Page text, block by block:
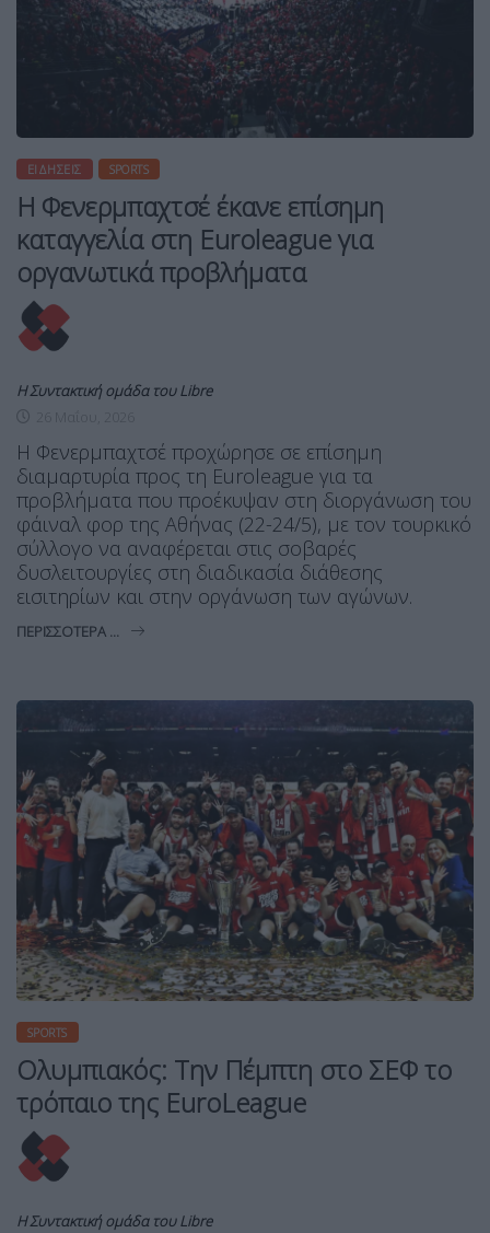
ΕΙΔΉΣΕΙΣ SPORTS
Η Φενερμπαχτσέ έκανε επίσημη
καταγγελία στη Euroleague για
οργανωτικά προβλήματα
Η Συντακτική ομάδα του Libre
Η Φενερμπαχτσέ προχώρησε σε επίσημη
διαμαρτυρία προς τη Euroleague για τα
προβλήματα που προέκυψαν στη διοργάνωση του
φάιναλ φορ της Αθήνας (22-24/5), με τον τουρκικό
σύλλογο να αναφέρεται στις σοβαρές
δυσλειτουργίες στη διαδικασία διάθεσης
εισιτηρίων και στην οργάνωση των αγώνων.
ΠΕΡΙΣΣΌΤΕΡΑ ...
SPORTS
Ολυμπιακός: Την Πέμπτη στο ΣΕΦ το
τρόπαιο της EuroLeague
Η Συντακτική ομάδα του Libre